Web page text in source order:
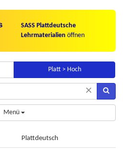
SASS Plattdeutsche
Lehrmaterialien öffnen
Platt > Hoch
×
Menü
Plattdeutsch